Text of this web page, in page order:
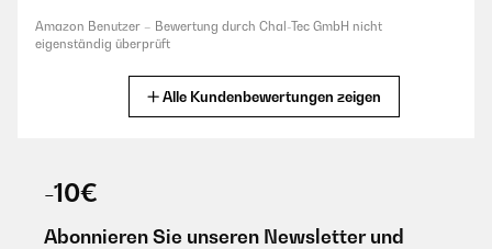
Amazon Benutzer – Bewertung durch Chal-Tec GmbH nicht
eigenständig überprüft
nicht albern oder aufgesetzt lustig. Wir haben es an einem
viel gelacht und einiges übereinander gelernt.
Alle Kundenbewertungen zeigen
-10€
Abonnieren Sie unseren Newsletter und